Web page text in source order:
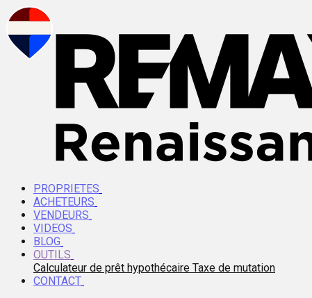
PROPRIETES
ACHETEURS
VENDEURS
VIDEOS
BLOG
OUTILS
Calculateur de prêt hypothécaire Taxe de mutation
CONTACT